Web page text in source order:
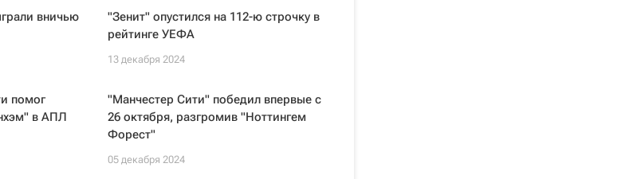
вничью
"Зенит" опустился на 112-ю строчку в
рейтинге УЕФА
13 декабря 2024
помог
в АПЛ
"Манчестер Сити" победил впервые с
26 октября, разгромив "Ноттингем
Форест"
05 декабря 2024